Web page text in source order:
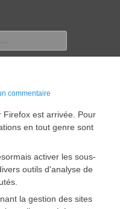
matik]
commentaire
Firefox est arrivée. Pour
en tout genre sont
activer les sous-
outils d'analyse de
la gestion des sites